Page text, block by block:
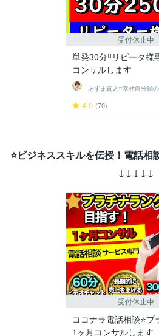
受付休止中
単発30分‼️リピータ様
コンサルします
4.9 (70)
⭐ビジネススキルを伝授！電話相
↓↓↓↓↓
受付休止中
ココナラ電話相談⭐プ
1ヶ月コンサルします